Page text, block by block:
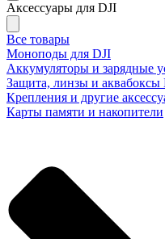
Аксессуары для DJI
Все товары
Моноподы для DJI
Аккумуляторы и зарядные
Защита, линзы и аквабоксы
Крепления и другие
Карты памяти и накопители